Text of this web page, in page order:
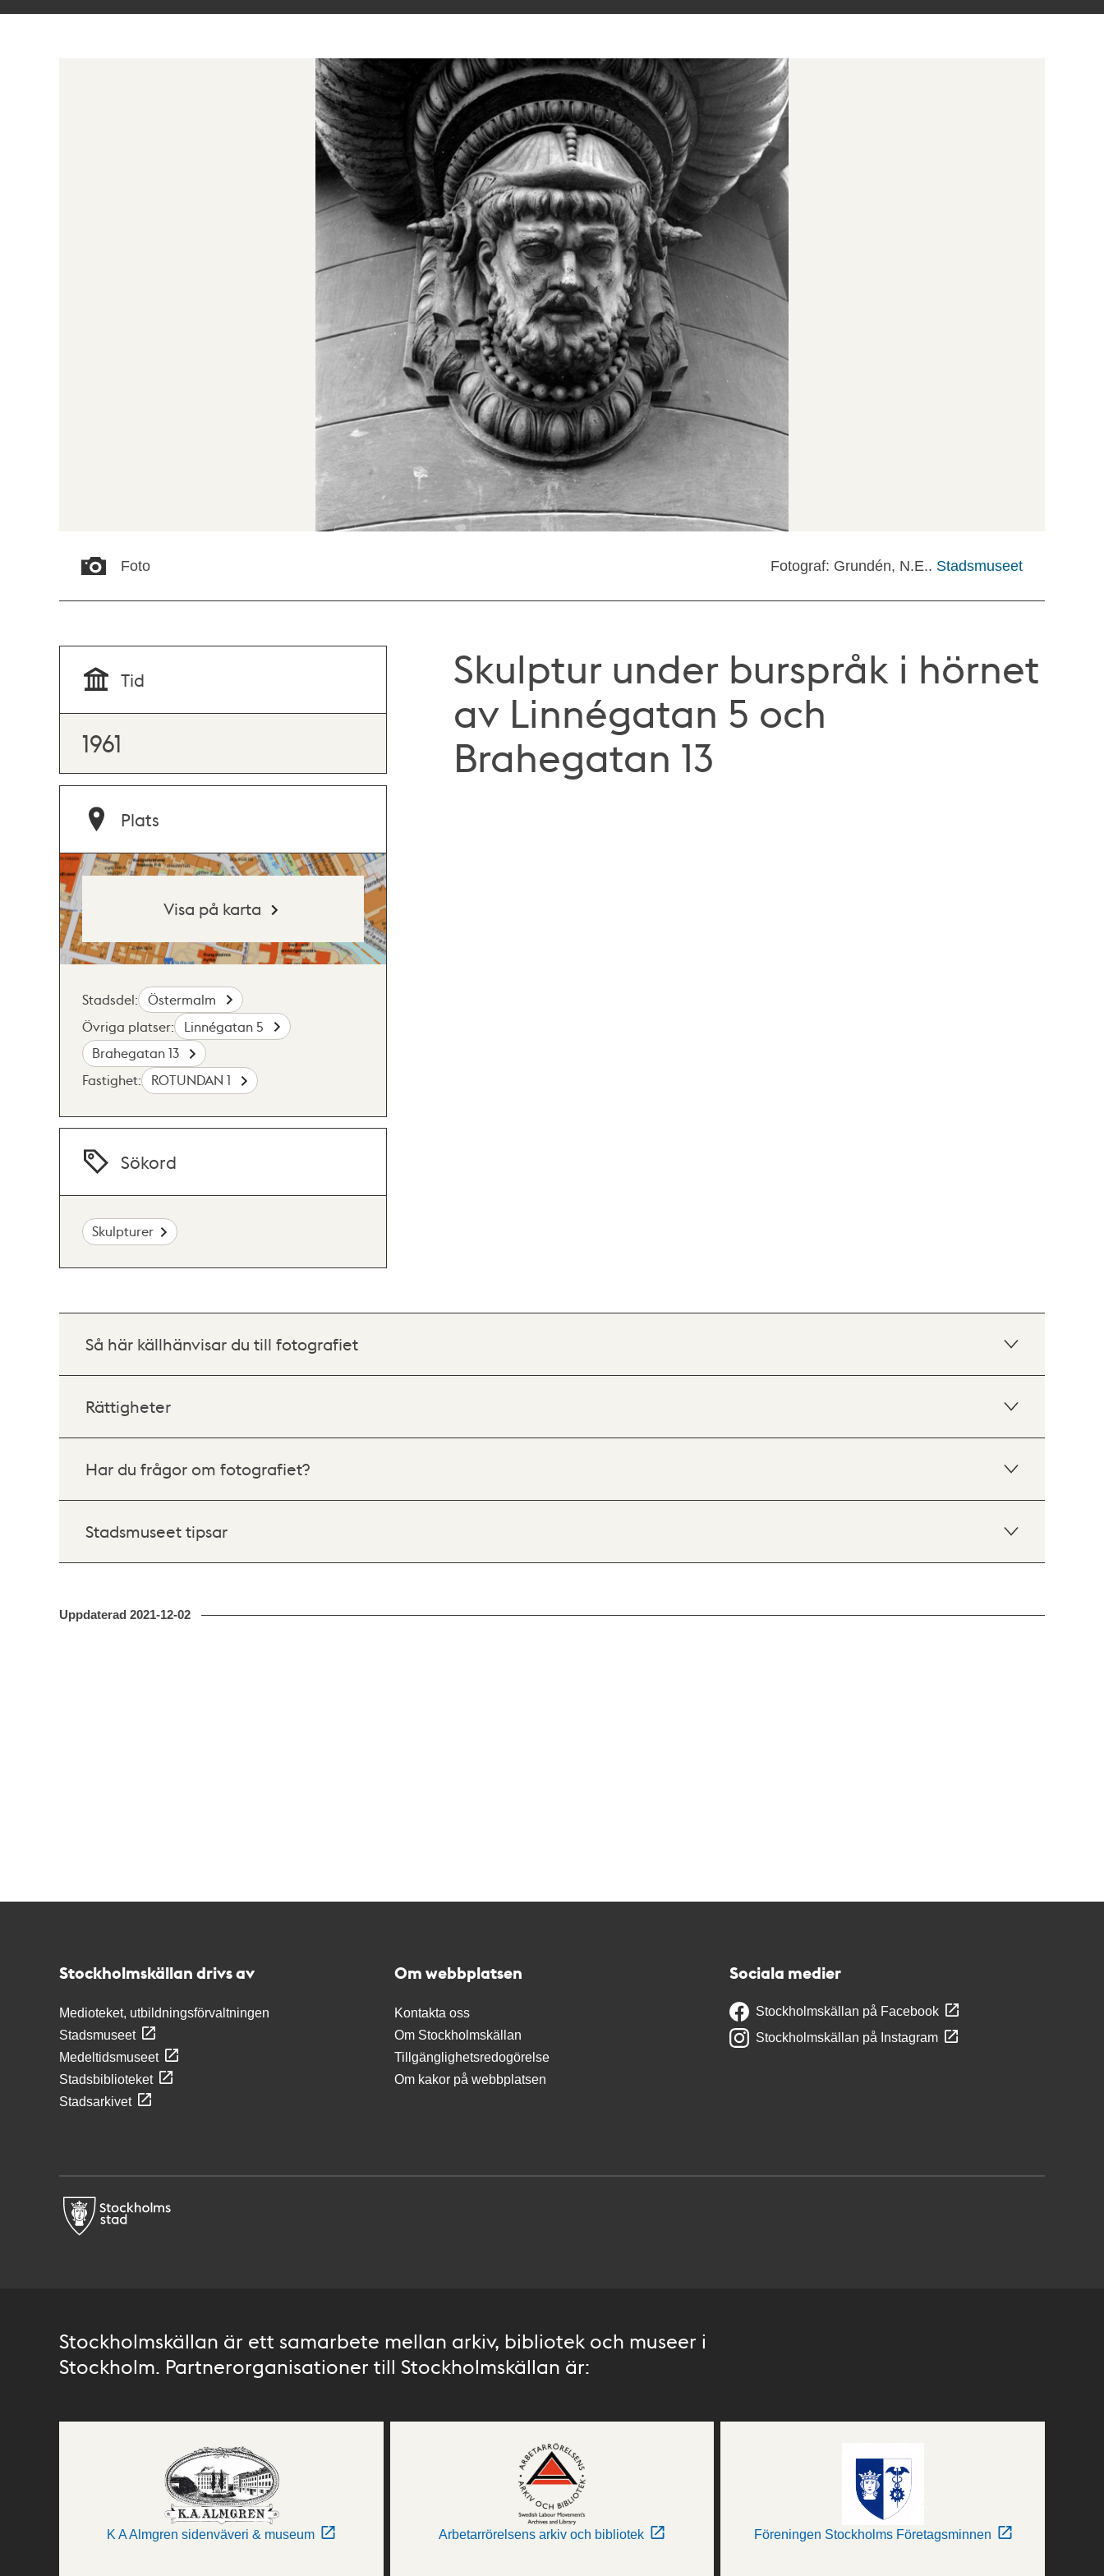
Foto Fotograf: Grundén, N.E.. Stadsmuseet
Skulptur under burspråk i hörnet
av Linnégatan 5 och
Brahegatan 13
Tid
1961
Plats
Visa på karta
Stadsdel:
Östermalm
Övriga platser:
Linnégatan 5
Brahegatan 13
Fastighet:
ROTUNDAN 1
Sökord
Skulpturer
Så här källhänvisar du till fotografiet
Rättigheter
Har du frågor om fotografiet?
Stadsmuseet tipsar
Uppdaterad 2021-12-02
Stockholmskällan drivs av
Medioteket, utbildningsförvaltningen
Stadsmuseet
Medeltidsmuseet
Stadsbiblioteket
Stadsarkivet
Om webbplatsen
Kontakta oss
Om Stockholmskällan
Tillgänglighetsredogörelse
Om kakor på webbplatsen
Sociala medier
Stockholmskällan på Facebook
Stockholmskällan på Instagram
Stockholmskällan är ett samarbete mellan arkiv, bibliotek och museer i
Stockholm. Partnerorganisationer till Stockholmskällan är:
K A Almgren sidenväveri & museum Arbetarrörelsens arkiv och bibliotek Föreningen Stockholms Företagsminnen